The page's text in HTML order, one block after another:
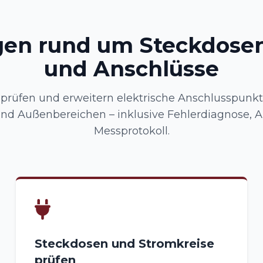
rund um
und Anschlüsse
und erweitern elektrische
Außenbereichen – inklusive Fehlerdiagnose,
Messprotokoll.
Steckdosen und Stromkreise
prüfen